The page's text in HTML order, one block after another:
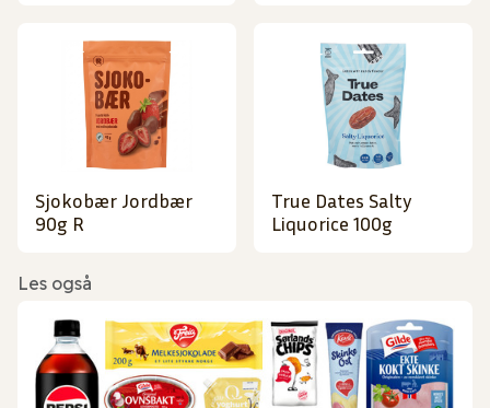
Sjokobær Jordbær
90g R
True Dates Salty
Liquorice 100g
Les også